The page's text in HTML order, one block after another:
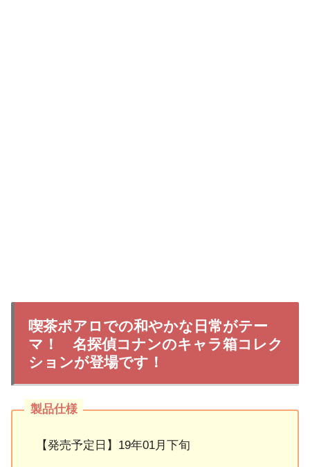
喫茶ポアロでの和やかな日常がテー
マ！ 名探偵コナンのキャラ箱コレク
ションが登場です！
【発売予定日】19年01月下旬